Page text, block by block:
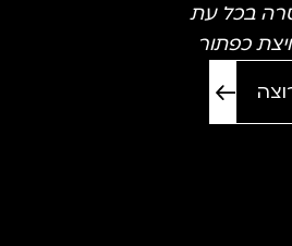
בכל עת
כפתור